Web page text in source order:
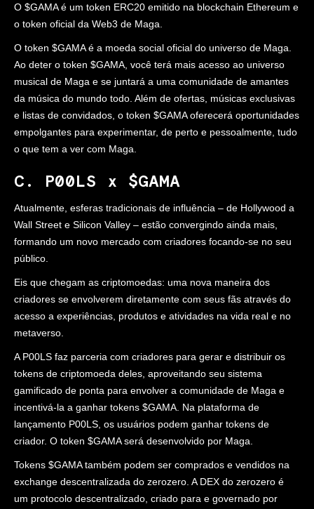
O $GAMA é um token ERC20 emitido na blockchain Ethereum e
o token oficial da Web3 de Maga.
O token $GAMA é a moeda social oficial do universo de Maga.
Ao deter o token $GAMA, você terá mais acesso ao universo
musical de Maga e se juntará a uma comunidade de amantes
da música do mundo todo. Além de ofertas, músicas exclusivas
e listas de convidados, o token $GAMA oferecerá oportunidades
empolgantes para experimentar, de perto e pessoalmente, tudo
o que tem a ver com Maga.
C. P00LS x $GAMA
Atualmente, esferas tradicionais de influência – de Hollywood a
Wall Street e Silicon Valley – estão convergindo ainda mais,
formando um novo mercado com criadores focando-se no seu
público.
Eis que chegam as criptomoedas: uma nova maneira dos
criadores se envolverem diretamente com seus fãs através do
acesso a experiências, produtos e atividades na vida real e no
metaverso.
A P00LS faz parceria com criadores para gerar e distribuir os
tokens de criptomoeda deles, aproveitando seu sistema
gamificado de ponta para envolver a comunidade de Maga e
incentivá-la a ganhar tokens $GAMA. Na plataforma de
lançamento P00LS, os usuários podem ganhar tokens de
criador. O token $GAMA será desenvolvido por Maga.
Tokens $GAMA também podem ser comprados e vendidos na
exchange descentralizada do zerozero. A DEX do zerozero é
um protocolo descentralizado, criado para e governado por